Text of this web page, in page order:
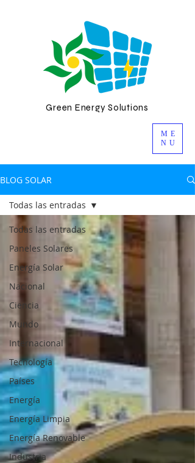
ME
NU
Green Energy Solutions
BLOG SOLAR
Todas las entradas
Paneles Solares
Energía Solar
Nacional
Ciencia
Mundo
Internacional
Tecnología
Países
Energía
Energía Limpia
Energía Renovable
Industria
Todas las entradas